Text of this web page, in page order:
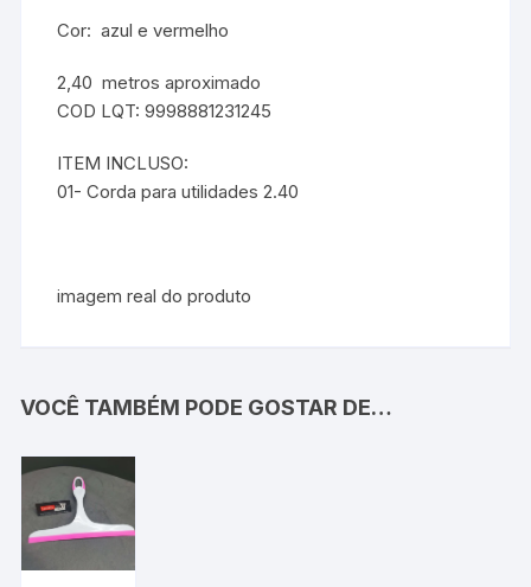
Cor: azul e vermelho
2,40 metros aproximado
COD LQT: 9998881231245
ITEM INCLUSO:
01- Corda para utilidades 2.40
imagem real do produto
VOCÊ TAMBÉM PODE GOSTAR DE…